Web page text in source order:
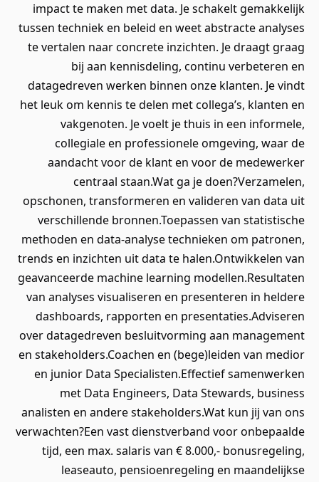
impact te maken met data. Je schakelt gemakkelijk
tussen techniek en beleid en weet abstracte analyses
te vertalen naar concrete inzichten. Je draagt graag
bij aan kennisdeling, continu verbeteren en
datagedreven werken binnen onze klanten. Je vindt
het leuk om kennis te delen met collega’s, klanten en
vakgenoten. Je voelt je thuis in een informele,
collegiale en professionele omgeving, waar de
aandacht voor de klant en voor de medewerker
centraal staan.Wat ga je doen?Verzamelen,
opschonen, transformeren en valideren van data uit
verschillende bronnen.Toepassen van statistische
methoden en data-analyse technieken om patronen,
trends en inzichten uit data te halen.Ontwikkelen van
geavanceerde machine learning modellen.Resultaten
van analyses visualiseren en presenteren in heldere
dashboards, rapporten en presentaties.Adviseren
over datagedreven besluitvorming aan management
en stakeholders.Coachen en (bege)leiden van medior
en junior Data Specialisten.Effectief samenwerken
met Data Engineers, Data Stewards, business
analisten en andere stakeholders.Wat kun jij van ons
verwachten?Een vast dienstverband voor onbepaalde
tijd, een max. salaris van € 8.000,- bonusregeling,
leaseauto, pensioenregeling en maandelijkse